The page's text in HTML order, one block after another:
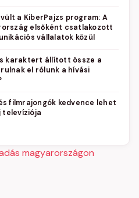
a KiberPajzs program: A
elsőként csatlakozott
vállalatok közül
karaktert állított össze a
el rólunk a hívási
filmrajongók kedvence lehet
televíziója